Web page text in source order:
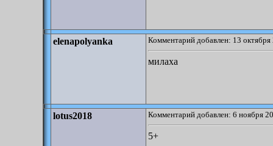
elenapolyanka Комментарий добавлен: 13
милаха
lotus2018 Комментарий добавлен: 6 ноября
5+